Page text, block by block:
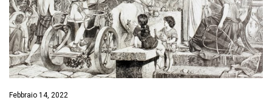
Febbraio 14, 2022